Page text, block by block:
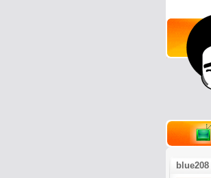
blue208